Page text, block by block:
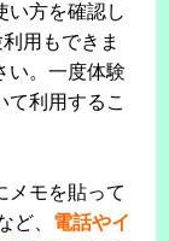
い方を確認し
用もできま
い。一度体験
て利用するこ
メモを貼って
ど、 電話やイ